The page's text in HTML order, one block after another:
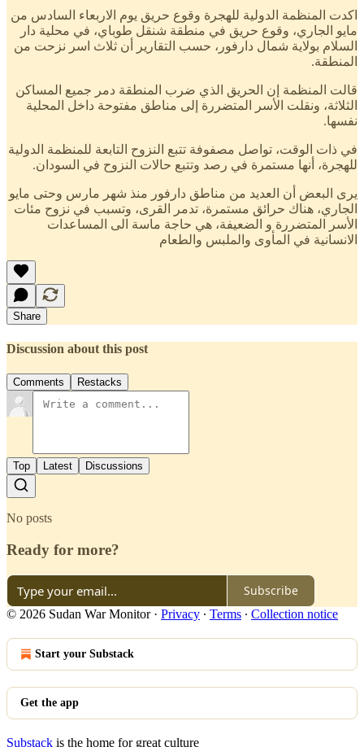
اكدت المنظمة الدولية للهجرة وقوع حريق يوم الاربعاء السادس من
مايو الجاري، وقوع حريق في منطقة شنقل طوباي، في محلية دار
السلام بولاية شمال دارفور، حسب التقارير أن ثلاث اسر نزحت من
المنطقة.
قالت المنظمة إن الحريق الذي ضرب المنطقة دمر جميع المساكن
الثلاثة، ونقلت الأسر المتضررة إلى مناطق مفتوحة داخل المحلية
نفسها.
في ذات الوقت، تواصل مصفوفة تتبع النزوح التابعة للمنظمة الدولية
للهجرة، أنها مستمرة في رصد وتتبع حالات النزوح في السودان.
يرى البعض أن العديد من مناطق دارفور منذ شهر مارس وحتى مايو
الجاري، هناك حرائق مستمرة، تدمر القرى، وتسبب في نزوح مئات
الأسر المتضررة و الضعيفة، هي حاجة ماسة الى المساعدات
الانسانية في المأوى والملبس والطعام
Share
Discussion about this post
Comments Restacks
Top Latest Discussions
No posts
Ready for more?
Subscribe
© 2026 Sudan War Monitor· Privacy ∙ Terms ∙ Collection notice
Start your Substack
Get the app
Substack is the home for great culture